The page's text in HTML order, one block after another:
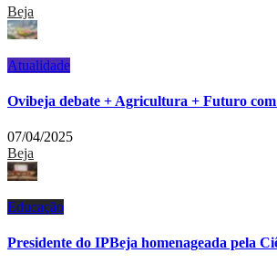
Beja
Atualidade
Ovibeja debate + Agricultura + Futuro com
07/04/2025
Beja
Educação
Presidente do IPBeja homenageada pela